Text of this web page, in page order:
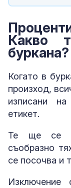
Какво
буркана?
Когато в
произход,
изписани
етикет.
Те ще се
съобразно
се посочва и